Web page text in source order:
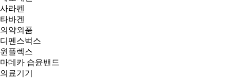
사라펜
타바겐
의약외품
디펜스벅스
윈플렉스
마데카 습윤밴드
의료기기